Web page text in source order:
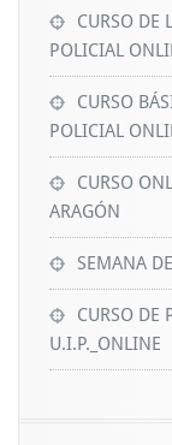
CURSO DE
POLICIAL
CURSO
POLICIAL
CURSO
ARAGÓN
SEMANA
CURSO DE
U.I.P._ONLINE